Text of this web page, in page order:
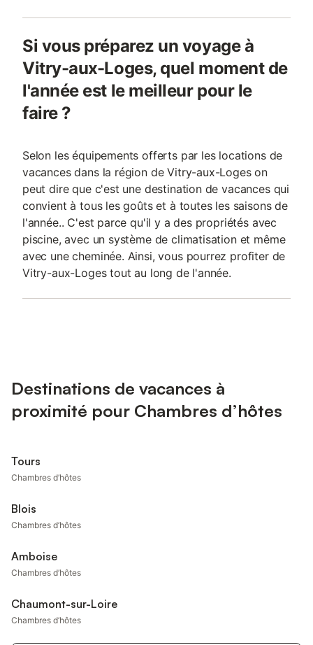
Si vous préparez un voyage à
Vitry-aux-Loges, quel moment de
l'année est le meilleur pour le
faire ?
Selon les équipements offerts par les locations de
vacances dans la région de Vitry-aux-Loges on
peut dire que c'est une destination de vacances qui
convient à tous les goûts et à toutes les saisons de
l'année.. C'est parce qu'il y a des propriétés avec
piscine, avec un système de climatisation et même
avec une cheminée. Ainsi, vous pourrez profiter de
Vitry-aux-Loges tout au long de l'année.
Destinations de vacances à
proximité pour Chambres d’hôtes
Tours
Chambres d’hôtes
Blois
Chambres d’hôtes
Amboise
Chambres d’hôtes
Chaumont-sur-Loire
Chambres d’hôtes